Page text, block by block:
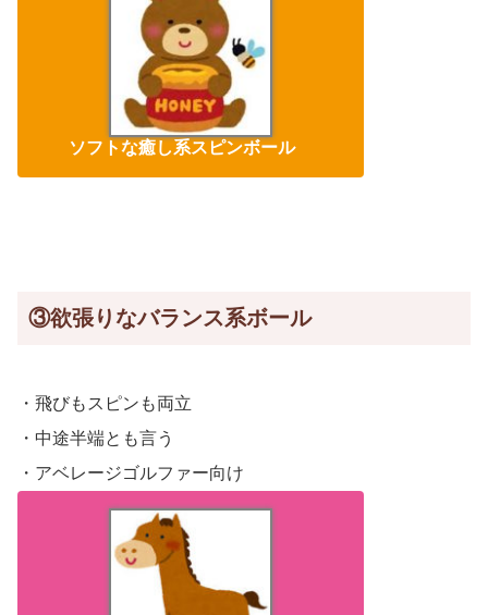
ソフトな癒し系スピンボール
③欲張りなバランス系ボール
・飛びもスピンも両立
・中途半端とも言う
・アベレージゴルファー向け